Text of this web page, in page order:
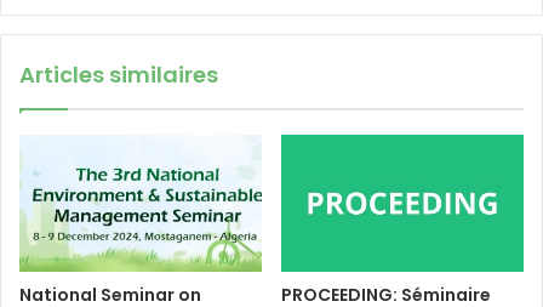
Articles similaires
National Seminar on
PROCEEDING: Séminaire